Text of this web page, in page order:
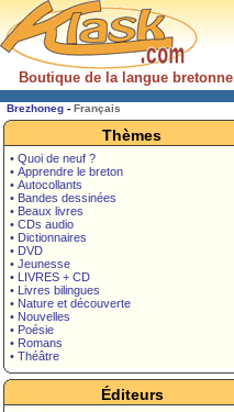
Boutique de la langue bretonne
Brezhoneg - Français
Thèmes
• Quoi de neuf ?
• Apprendre le breton
• Autocollants
• Bandes dessinées
• Beaux livres
• CDs audio
• Dictionnaires
• DVD
• Jeunesse
• LIVRES + CD
• Livres bilingues
• Nature et découverte
• Nouvelles
• Poésie
• Romans
• Théâtre
Éditeurs